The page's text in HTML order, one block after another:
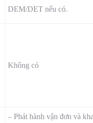
DEM/DET nếu có.
Không có
– Phát hành vận đơn và